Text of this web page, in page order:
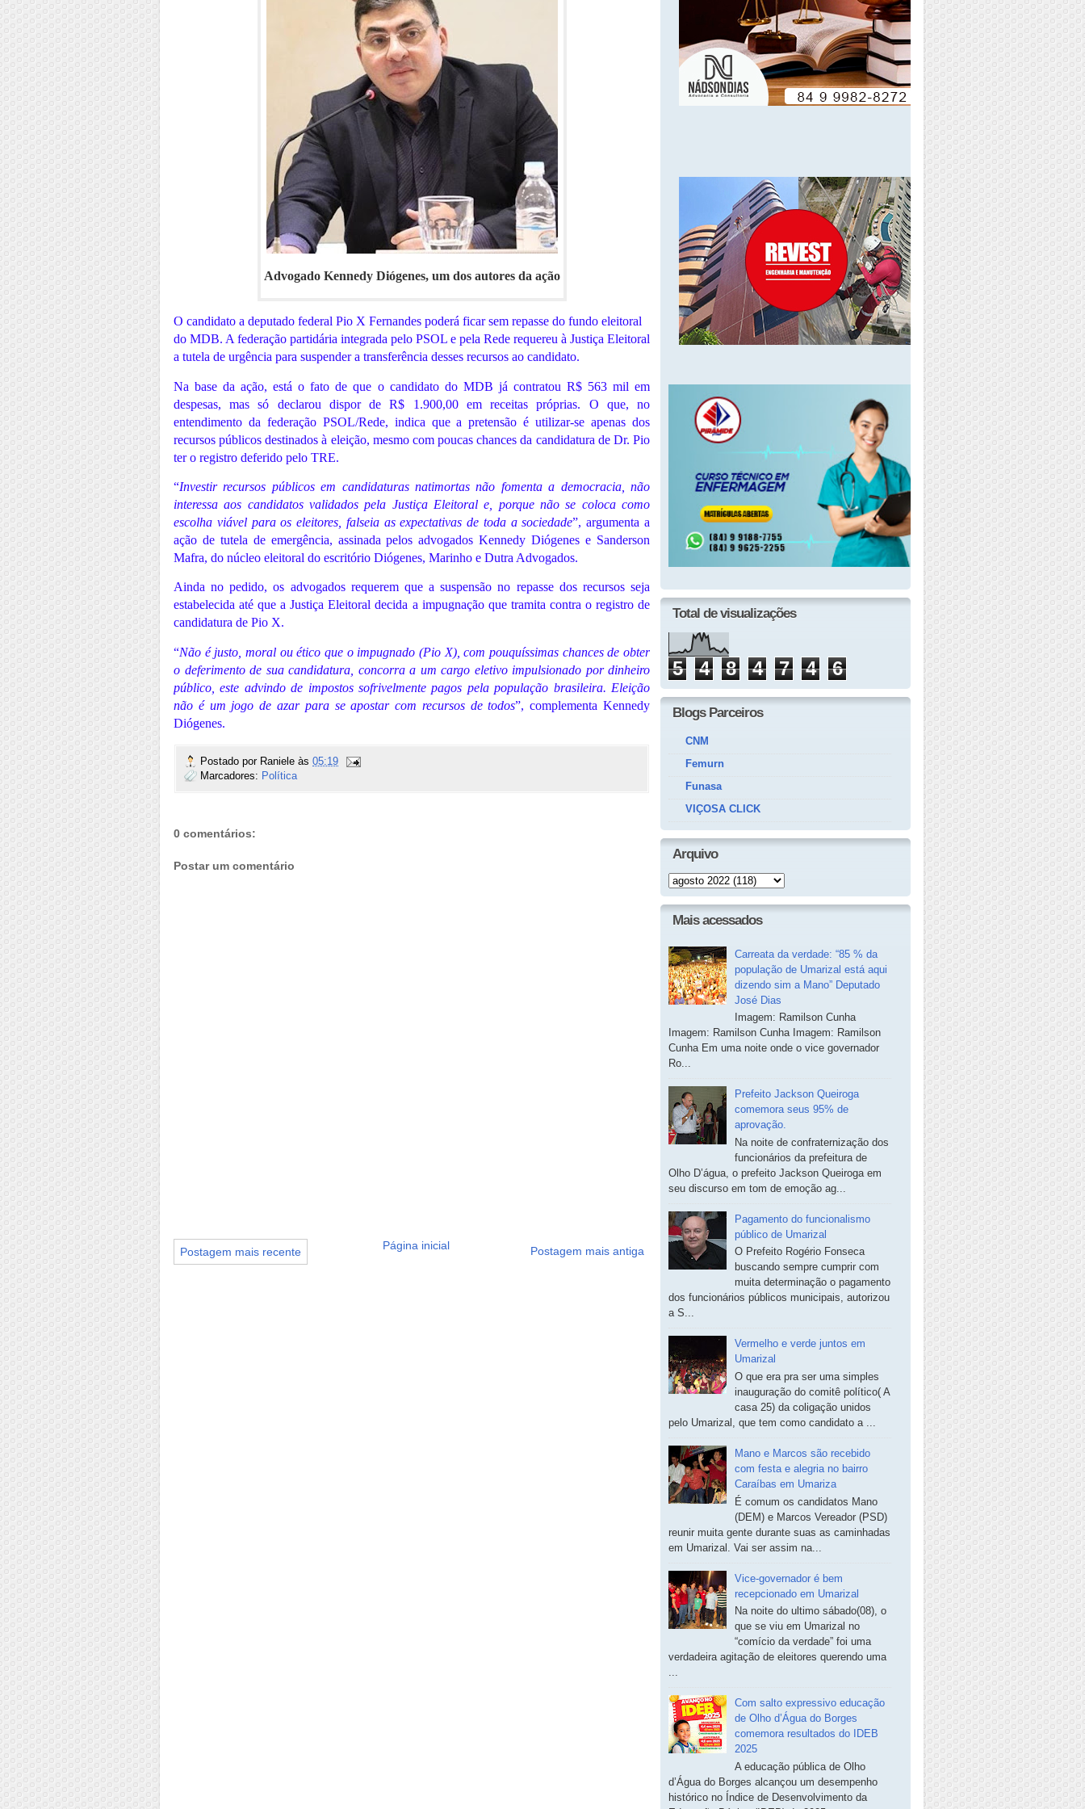
Advogado Kennedy Diógenes, um dos autores da ação
O candidato a deputado federal Pio X Fernandes poderá ficar sem repasse do fundo eleitoral
do MDB. A federação partidária integrada pelo PSOL e pela Rede requereu à Justiça Eleitoral
a tutela de urgência para suspender a transferência desses recursos ao candidato.
Na base da ação, está o fato de que o candidato do MDB já contratou R$ 563 mil em
despesas, mas só declarou dispor de R$ 1.900,00 em receitas próprias. O que, no
entendimento da federação PSOL/Rede, indica que a pretensão é utilizar-se apenas dos
recursos públicos destinados à eleição, mesmo com poucas chances da candidatura de Dr. Pio
ter o registro deferido pelo TRE.
“Investir recursos públicos em candidaturas natimortas não fomenta a democracia, não
interessa aos candidatos validados pela Justiça Eleitoral e, porque não se coloca como
escolha viável para os eleitores, falseia as expectativas de toda a sociedade”, argumenta a
ação de tutela de emergência, assinada pelos advogados Kennedy Diógenes e Sanderson
Mafra, do núcleo eleitoral do escritório Diógenes, Marinho e Dutra Advogados.
Ainda no pedido, os advogados requerem que a suspensão no repasse dos recursos seja
estabelecida até que a Justiça Eleitoral decida a impugnação que tramita contra o registro de
candidatura de Pio X.
“Não é justo, moral ou ético que o impugnado (Pio X), com pouquíssimas chances de obter
o deferimento de sua candidatura, concorra a um cargo eletivo impulsionado por dinheiro
público, este advindo de impostos sofrivelmente pagos pela população brasileira. Eleição
não é um jogo de azar para se apostar com recursos de todos”, complementa Kennedy
Diógenes.
Postado por Raniele às 05:19
Marcadores: Política
0 comentários:
Postar um comentário
Postagem mais recente Postagem mais antiga
Página inicial
Total de visualizações
5 4 8 4 7 4 6
Blogs Parceiros
CNM
Femurn
Funasa
VIÇOSA CLICK
Arquivo
Mais acessados
Carreata da verdade: “85 % da
população de Umarizal está aqui
dizendo sim a Mano” Deputado
José Dias
Imagem: Ramilson Cunha
Imagem: Ramilson Cunha Imagem: Ramilson
Cunha Em uma noite onde o vice governador
Ro...
Prefeito Jackson Queiroga
comemora seus 95% de
aprovação.
Na noite de confraternização dos
funcionários da prefeitura de
Olho D’água, o prefeito Jackson Queiroga em
seu discurso em tom de emoção ag...
Pagamento do funcionalismo
público de Umarizal
O Prefeito Rogério Fonseca
buscando sempre cumprir com
muita determinação o pagamento
dos funcionários públicos municipais, autorizou
a S...
Vermelho e verde juntos em
Umarizal
O que era pra ser uma simples
inauguração do comitê político( A
casa 25) da coligação unidos
pelo Umarizal, que tem como candidato a ...
Mano e Marcos são recebido
com festa e alegria no bairro
Caraíbas em Umariza
É comum os candidatos Mano
(DEM) e Marcos Vereador (PSD)
reunir muita gente durante suas as caminhadas
em Umarizal. Vai ser assim na...
Vice-governador é bem
recepcionado em Umarizal
Na noite do ultimo sábado(08), o
que se viu em Umarizal no
“comício da verdade” foi uma
verdadeira agitação de eleitores querendo uma
...
Com salto expressivo educação
de Olho d’Água do Borges
comemora resultados do IDEB
2025
A educação pública de Olho
d’Água do Borges alcançou um desempenho
histórico no Índice de Desenvolvimento da